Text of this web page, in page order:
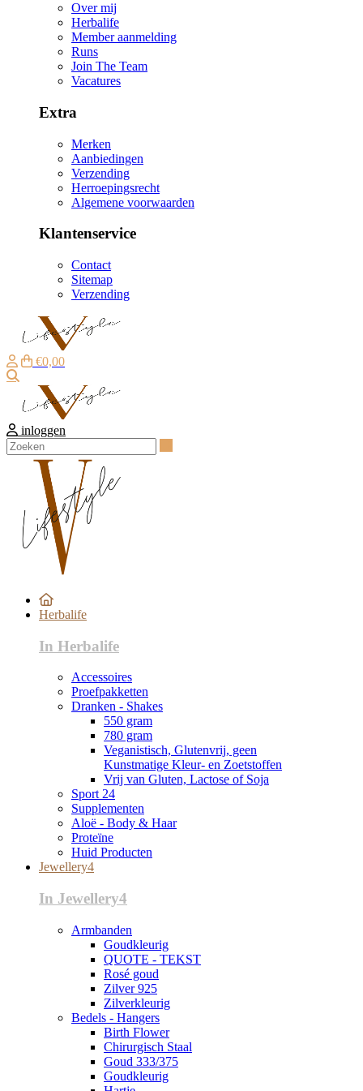
Over mij
Herbalife
Member aanmelding
Runs
Join The Team
Vacatures
Extra
Merken
Aanbiedingen
Verzending
Herroepingsrecht
Algemene voorwaarden
Klantenservice
Contact
Sitemap
Verzending
€0,00
inloggen
Herbalife
In Herbalife
Accessoires
Proefpakketten
Dranken - Shakes
550 gram
780 gram
Veganistisch, Glutenvrij, geen
Kunstmatige Kleur- en Zoetstoffen
Vrij van Gluten, Lactose of Soja
Sport 24
Supplementen
Aloë - Body & Haar
Proteïne
Huid Producten
Jewellery4
In Jewellery4
Armbanden
Goudkleurig
QUOTE - TEKST
Rosé goud
Zilver 925
Zilverkleurig
Bedels - Hangers
Birth Flower
Chirurgisch Staal
Goud 333/375
Goudkleurig